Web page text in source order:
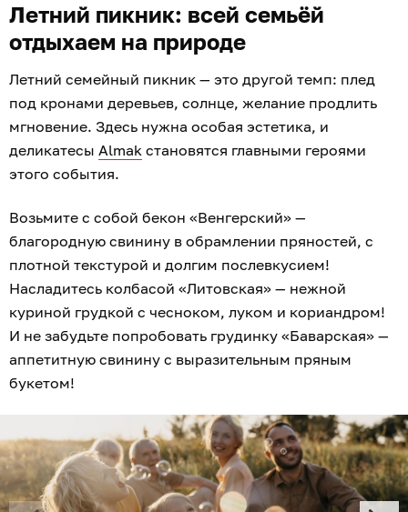
Летний пикник: всей семьёй
отдыхаем на природе
Летний семейный пикник — это другой темп: плед
под кронами деревьев, солнце, желание продлить
мгновение. Здесь нужна особая эстетика, и
деликатесы Almak становятся главными героями
этого события.
Возьмите с собой бекон «Венгерский» —
благородную свинину в обрамлении пряностей, с
плотной текстурой и долгим послевкусием!
Насладитесь колбасой «Литовская» — нежной
куриной грудкой с чесноком, луком и кориандром!
И не забудьте попробовать грудинку «Баварская» —
аппетитную свинину с выразительным пряным
букетом!